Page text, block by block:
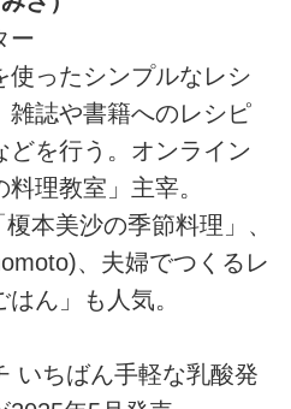
ー
使ったシンプルなレシ
雑誌や書籍へのレシピ
どを行う。オンライン
理教室」主宰。
本美沙の季節料理」、
、夫婦でつくるレ
ん」も人気。
いちばん手軽な乳酸発